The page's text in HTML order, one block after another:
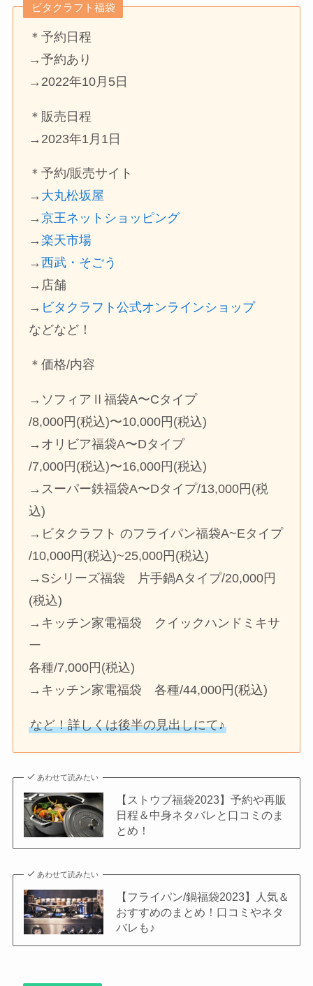
ビタクラフト福袋
＊予約日程
→予約あり
→2022年10月5日
＊販売日程
→2023年1月1日
＊予約/販売サイト
→ 大丸松坂屋
→京王ネットショッピング
→楽天市場
→西武・そごう
→店舗
→ ビタクラフト公式オンラインショップ
などなど！
＊価格/内容
→ソフィアⅡ福袋A〜Cタイプ
/8,000円(税込)〜10,000円(税込)
→オリビア福袋A〜Dタイプ
/7,000円(税込)〜16,000円(税込)
→スーパー鉄福袋A〜Dタイプ/13,000円(税
込)
→ビタクラフト のフライパン福袋A~Eタイプ
/10,000円(税込)~25,000円(税込)
→Sシリーズ福袋 片手鍋Aタイプ/20,000円
(税込)
→キッチン家電福袋 クイックハンドミキサ
ー
各種/7,000円(税込)
→キッチン家電福袋 各種/44,000円(税込)
など！詳しくは後半の見出しにて♪
あわせて読みたい
【ストウブ福袋2023】予約や再販
日程＆中身ネタバレと口コミのま
とめ！
あわせて読みたい
【フライパン/鍋福袋2023】人気＆
おすすめのまとめ！口コミやネタ
バレも♪